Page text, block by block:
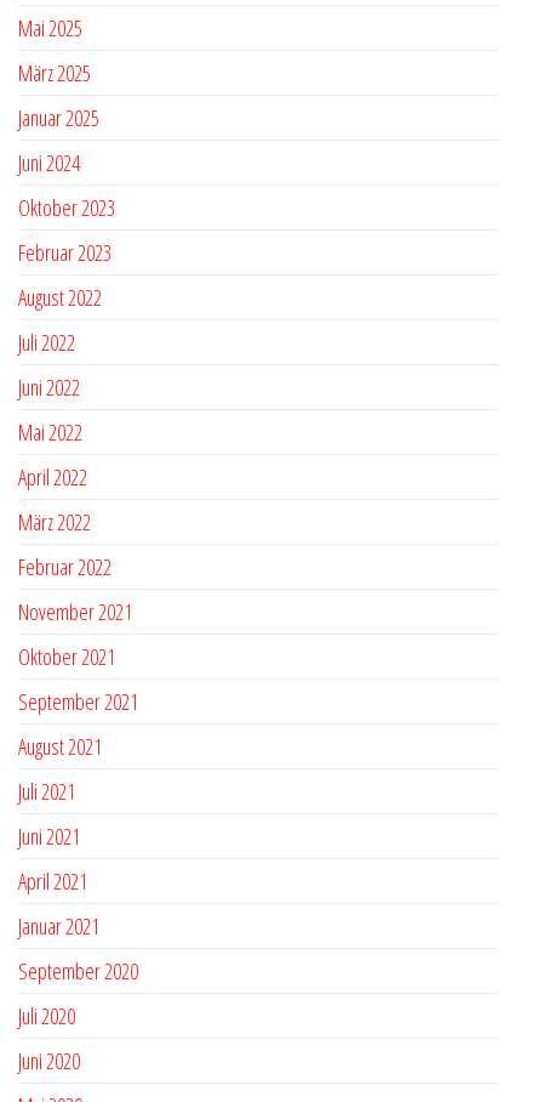
Mai 2025
März 2025
Januar 2025
Juni 2024
Oktober 2023
Februar 2023
August 2022
Juli 2022
Juni 2022
Mai 2022
April 2022
März 2022
Februar 2022
November 2021
Oktober 2021
September 2021
August 2021
Juli 2021
Juni 2021
April 2021
Januar 2021
September 2020
Juli 2020
Juni 2020